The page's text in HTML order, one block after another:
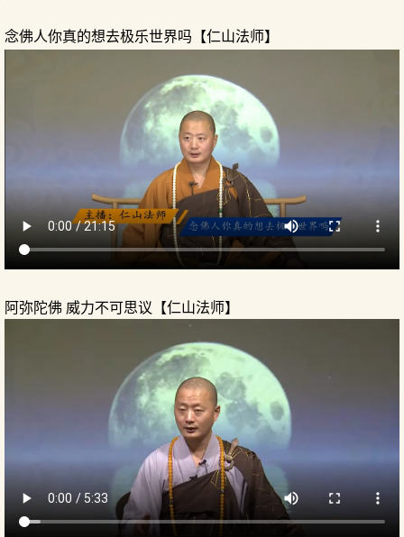
念佛人你真的想去极乐世界吗【仁山法师】
阿弥陀佛 威力不可思议【仁山法师】